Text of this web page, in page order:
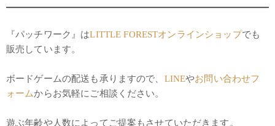
『パッチワーク』はLITTLE FORESTオンラインショップでも
販売しています。
ボードゲームの配送も承りますので、 LINEやお問い合わせフ
ォームからお気軽にご相談ください。
遊ぶ年齢や人数によってご提案もさせていただきます。